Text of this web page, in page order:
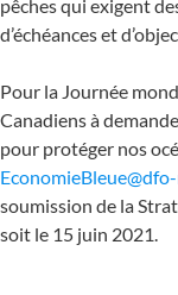
pêches qui exigent
d’échéances et
Pour la Journée
Canadiens à
pour protéger nos
soumission de la
soit le 15 juin 2021.